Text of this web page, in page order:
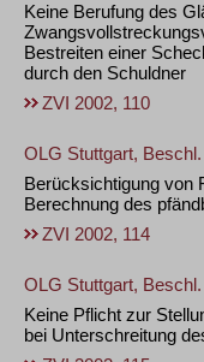
Keine Berufung des
Bestreiten einer
durch den Schuldner
ZVI 2002, 110
OLG Stuttgart,
Berücksichtigung von
Berechnung des
ZVI 2002, 114
OLG Stuttgart,
Keine Pflicht zur
bei Unterschreitung